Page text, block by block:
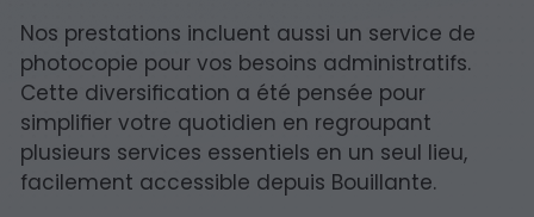
Nos prestations incluent aussi un service de
photocopie pour vos besoins administratifs.
Cette diversification a été pensée pour
simplifier votre quotidien en regroupant
plusieurs services essentiels en un seul lieu,
facilement accessible depuis Bouillante.